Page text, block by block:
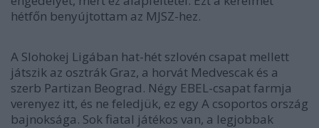
hétfőn benyújtottam az MJSZ-hez.
A Slohokej Ligában hat-hét szlovén csapat mellett
játszik az osztrák Graz, a horvát Medvescak és a
szerb Partizan Beograd. Négy EBEL-csapat farmja
verenyez itt, és ne feledjük, ez egy A csoportos ország
bajnoksága. Sok fiatal játékos van, a legjobbak